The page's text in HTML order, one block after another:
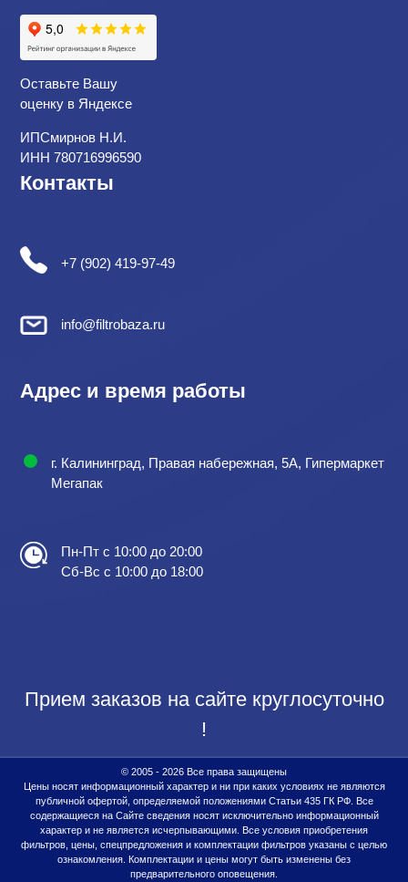
Оставьте Вашу
оценку в Яндексе
ИПСмирнов Н.И.
ИНН 780716996590
Контакты
+7 (902) 419-97-49
info@filtrobaza.ru
Адрес и время работы
г. Калининград, Правая набережная, 5А, Гипермаркет
Мегапак
Пн-Пт с 10:00 до 20:00
Сб-Вс с 10:00 до 18:00
Прием заказов на сайте круглосуточно
!
© 2005 - 2026 Все права защищены
Цены носят информационный характер и ни при каких условиях не являются
публичной офертой, определяемой положениями Статьи 435 ГК РФ. Все
содержащиеся на Сайте сведения носят исключительно информационный
характер и не является исчерпывающими. Все условия приобретения
фильтров, цены, спецпредложения и комплектации фильтров указаны с целью
ознакомления. Комплектации и цены могут быть изменены без
предварительного оповещения.